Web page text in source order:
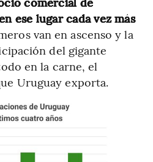
ese lugar cada vez más
van en ascenso y la
del gigante
en la carne, el
Uruguay exporta.